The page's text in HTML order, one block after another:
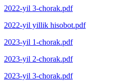
2022-yil 3-chorak.pdf
2022-yil yillik hisobot.pdf
2023-yil 1-chorak.pdf
2023-yil 2-chorak.pdf
2023-yil 3-chorak.pdf